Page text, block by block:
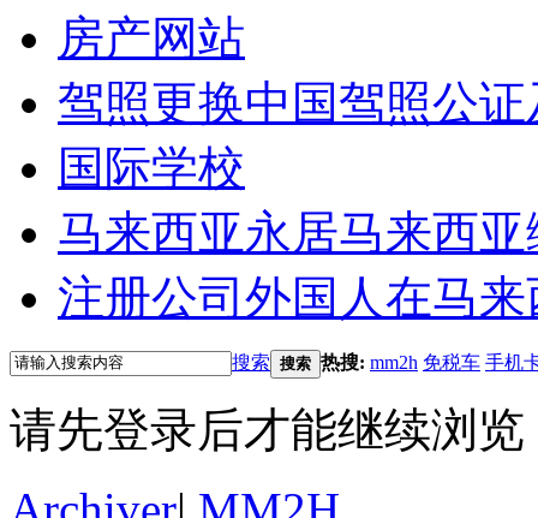
房产网站
驾照更换中国驾照公
国际学校
马来西亚永居马来西
注册公司 外国人在马
搜索 搜索 热搜: mm2h 免税车 手机
请先登录后才能继续浏览